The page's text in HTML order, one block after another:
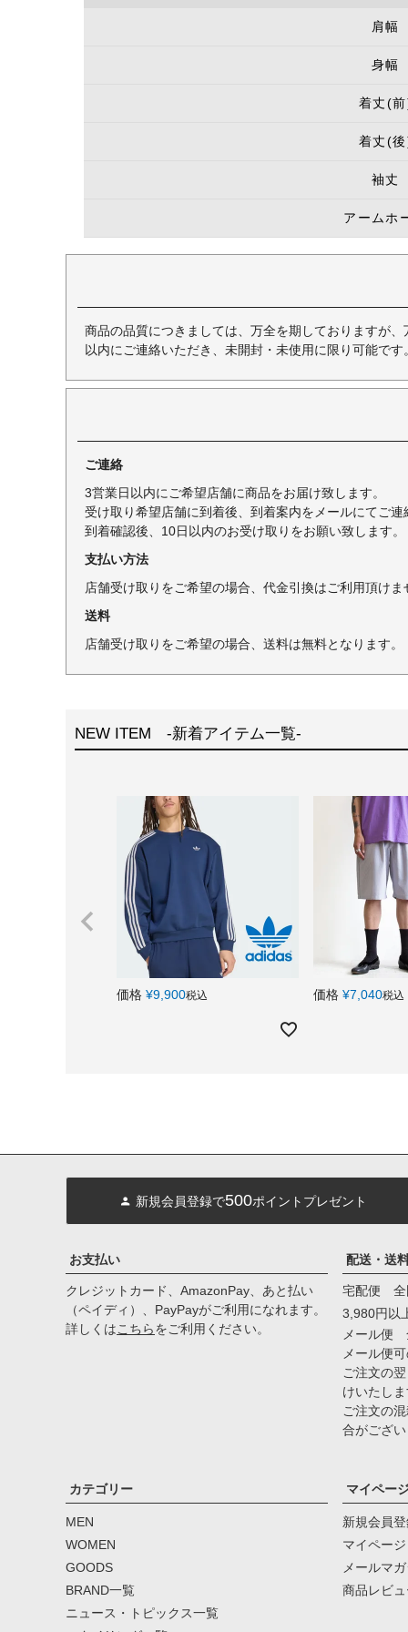
肩幅
身幅
着丈(
着丈(
袖丈
アームホ
商品の品質につきましては、万全を期しておりますが
以内にご連絡いただき、未開封・未使用に限り可能です
ご連絡
3営業日以内にご希望店舗に商品をお届け致します。
受け取り希望店舗に到着後、到着案内をメールにてご連
到着確認後、10日以内のお受け取りをお願い致します。
支払い方法
店舗受け取りをご希望の場合、代金引換はご利用頂けま
送料
店舗受け取りをご希望の場合、送料は無料となります。
NEW ITEM -新着アイテム一覧-
価格 ¥9,900税込 価格 ¥7,040税込
新規会員登録で500ポイントプレゼント
お支払い
クレジットカード、AmazonPay、あと払い
（ペイディ）、PayPayがご利用になれます。
詳しくはこちらをご利用ください。
配送・送
宅配便 全
3,980円以
メール便
メール便
ご注文の
けいたし
ご注文の
合がござ
カテゴリー
MEN
WOMEN
GOODS
BRAND一覧
ニュース・トピックス一覧
マイペー
新規会員
マイページ
メールマ
商品レビ